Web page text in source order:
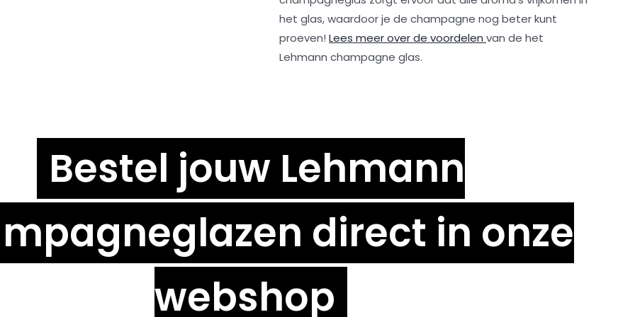
het glas, waardoor je de champagne nog beter kunt
proeven! Lees meer over de voordelen van de het
Lehmann champagne glas.
Bestel jouw Lehmann
direct in onze
webshop